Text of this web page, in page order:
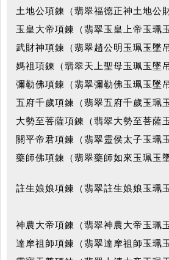
土地公項鍊（翡翠福德正神土地公
玉皇大帝項鍊（翡翠玉皇上帝玉珮
武財神項鍊（翡翠趙公明玉珮玉墜
媽祖項鍊（翡翠天上聖母玉珮玉墜
彌勒佛項鍊（翡翠彌勒佛玉珮玉墜
五府千歲項鍊（翡翠五府千歲玉珮
大勢至菩薩項鍊（翡翠大勢至菩薩
關平帝君項鍊（翡翠靈侯太子玉珮
藥師佛項鍊（翡翠藥師如來玉珮玉
註生娘娘項鍊（翡翠註生娘娘玉珮
神農大帝項鍊（翡翠神農大帝玉珮
達摩祖師項鍊（翡翠達摩祖師玉珮